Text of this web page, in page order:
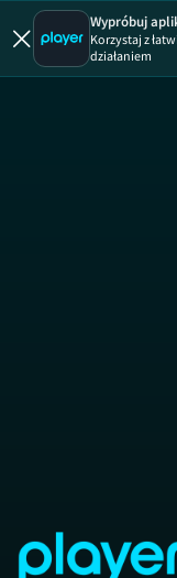
Wypróbuj
Korzystaj z
działaniem